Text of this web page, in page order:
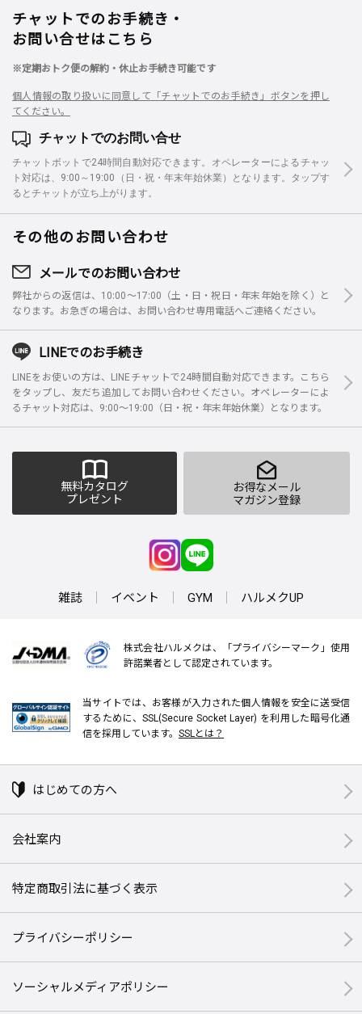
チャットでのお手続き・
お問い合せはこちら
※定期おトク便の解約・休止お手続き可能です
個人情報の取り扱いに同意して「チャットでのお手続き」ボタンを押し
てください。
チャットでのお問い合せ
チャットボットで24時間自動対応できます。オペレーターによるチャッ
ト対応は、9:00～19:00（日・祝・年末年始休業）となります。タップす
るとチャットが立ち上がります。
その他のお問い合わせ
メールでのお問い合わせ
弊社からの返信は、10:00～17:00（土・日・祝日・年末年始を除く）と
なります。お急ぎの場合は、お問い合わせ専用電話へご連絡ください。
LINEでのお手続き
LINEをお使いの方は、LINEチャットで24時間自動対応できます。こちら
をタップし、友だち追加してお問い合わせください。オペレーターによ
るチャット対応は、9:00～19:00（日・祝・年末年始休業）となります。
無料カタログ
プレゼント
お得なメール
マガジン登録
雑誌 イベント GYM ハルメクUP
株式会社ハルメクは、「プライバシーマーク」使用
許諾業者として認定されています。
当サイトでは、お客様が入力された個人情報を安全に送受信
するために、SSL(Secure Socket Layer) を利用した暗号化通
信を採用しています。 SSLとは？
はじめての方へ
会社案内
特定商取引法に基づく表示
プライバシーポリシー
ソーシャルメディアポリシー